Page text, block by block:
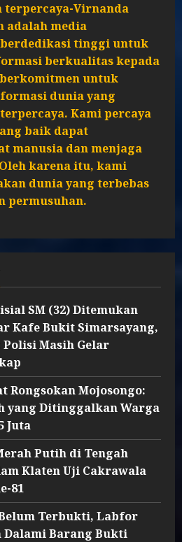
terpercaya-Virnanda
adalah media
tinggi untuk
berkualitas kepada
untuk
dunia yang
Kami percaya
baik dapat
manusia dan menjaga
karena itu, kami
dunia yang terbebas
permusuhan.
SM (32) Ditemukan
Kafe Bukit Simarsayang,
Masih Gelar
Rongsokan Mojosongo:
yang Ditinggalkan Warga
Juta
Putih di Tengah
Klaten Uji Cakrawala
81
Terbukti, Labfor
Dalami Barang Bukti